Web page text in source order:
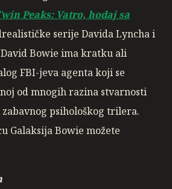
Peaks: Vatro, hodaj sa
serije Davida Lyncha i
Bowie ima kratku ali
FBI-jeva agenta koji se
od mnogih razina stvarnosti
psihološkog trilera.
Galaksija Bowie možete